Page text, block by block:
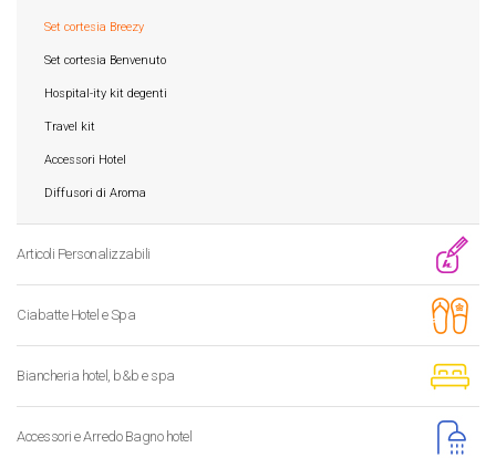
Set cortesia Breezy
Set cortesia Benvenuto
Hospital-ity kit degenti
Travel kit
Accessori Hotel
Diffusori di Aroma
Articoli Personalizzabili
Ciabatte Hotel e Spa
Biancheria hotel, b&b e spa
Accessori e Arredo Bagno hotel